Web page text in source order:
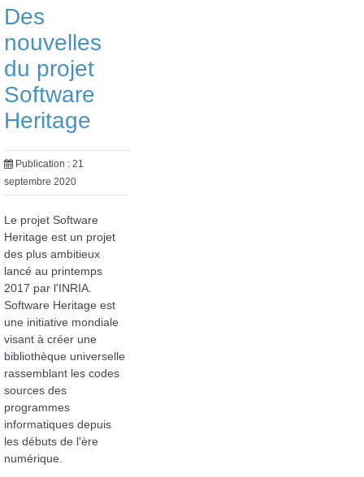
Des
nouvelles
du projet
Software
Heritage
Publication : 21
septembre 2020
Le projet Software
Heritage est un projet
des plus ambitieux
lancé au printemps
2017 par l'INRIA.
Software Heritage est
une initiative mondiale
visant à créer une
bibliothèque universelle
rassemblant les codes
sources des
programmes
informatiques depuis
les débuts de l'ère
numérique.